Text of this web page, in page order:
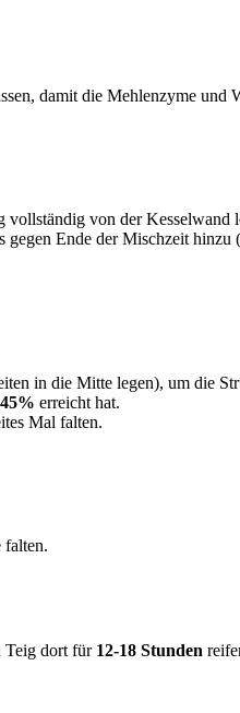
damit die Mehlenzyme und
von der Kesselwand
gegen Ende der Mischzeit hinzu
in die Mitte legen), um die
erreicht hat.
Mal falten.
falten.
Teig dort für 12-18 Stunden